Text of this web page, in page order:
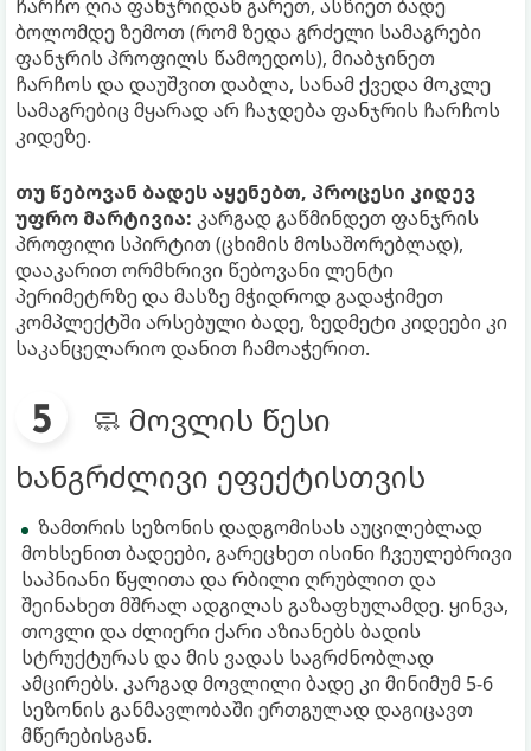
ჩარჩო ღია ფანჯრიდან გარეთ, ასწიეთ ბადე
ბოლომდე ზემოთ (რომ ზედა გრძელი სამაგრები
ფანჯრის პროფილს წამოედოს), მიაბჯინეთ
ჩარჩოს და დაუშვით დაბლა, სანამ ქვედა მოკლე
სამაგრებიც მყარად არ ჩაჯდება ფანჯრის ჩარჩოს
კიდეზე.
თუ წებოვან ბადეს აყენებთ, პროცესი კიდევ
უფრო მარტივია: კარგად გაწმინდეთ ფანჯრის
პროფილი სპირტით (ცხიმის მოსაშორებლად),
დააკარით ორმხრივი წებოვანი ლენტი
პერიმეტრზე და მასზე მჭიდროდ გადაჭიმეთ
კომპლექტში არსებული ბადე, ზედმეტი კიდეები კი
საკანცელარიო დანით ჩამოაჭერით.
🧼 მოვლის წესი
ხანგრძლივი ეფექტისთვის
ზამთრის სეზონის დადგომისას აუცილებლად
მოხსენით ბადეები, გარეცხეთ ისინი ჩვეულებრივი
საპნიანი წყლითა და რბილი ღრუბლით და
შეინახეთ მშრალ ადგილას გაზაფხულამდე. ყინვა,
თოვლი და ძლიერი ქარი აზიანებს ბადის
სტრუქტურას და მის ვადას საგრძნობლად
ამცირებს. კარგად მოვლილი ბადე კი მინიმუმ 5-6
სეზონის განმავლობაში ერთგულად დაგიცავთ
მწერებისგან.